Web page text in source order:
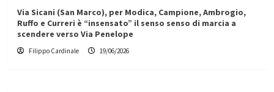
Via Sicani (San Marco), per Modica, Campione, Ambrogio,
Ruffo e Curreri è “insensato” il senso senso di marcia a
scendere verso Via Penelope
Filippo Cardinale 19/06/2026